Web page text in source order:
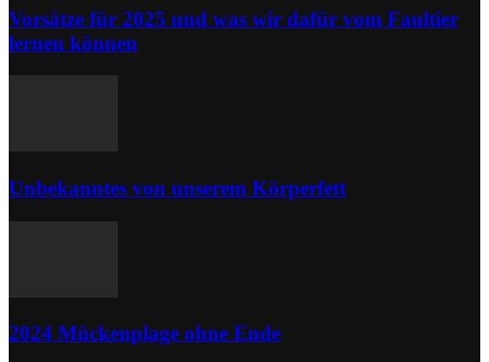
Vorsätze für 2025 und was wir dafür vom Faultier
lernen können
Unbekanntes von unserem Körperfett
2024 Mückenplage ohne Ende